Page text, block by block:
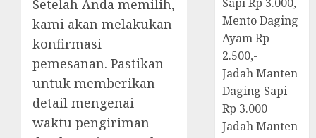
Setelah Anda memilih,
kami akan melakukan
konfirmasi
pemesanan. Pastikan
untuk memberikan
detail mengenai
waktu pengiriman
Mento Daging
Ayam Rp
2.500,-
Jadah Manten
Daging Sapi
Rp 3.000
Jadah Manten